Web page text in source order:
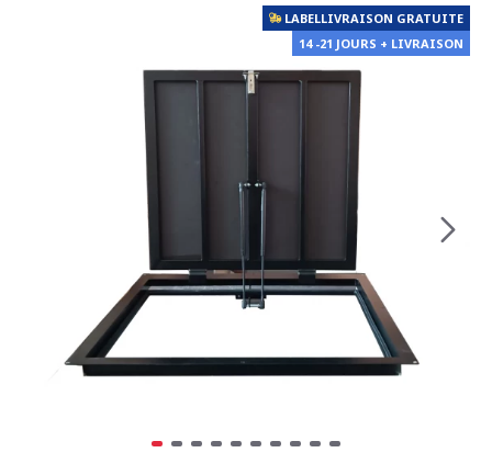
LABELLIVRAISON GRATUITE
14 -21 JOURS + LIVRAISON